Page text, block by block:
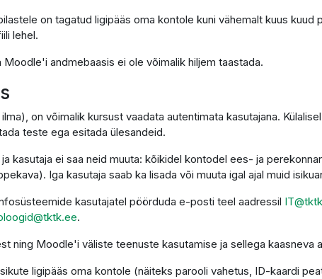
on tagatud ligipääs oma kontole kuni vähemalt kuus kuud
lehel.
andmebaasis ei ole võimalik hiljem taastada.
on võimalik kursust vaadata autentimata kasutajana.
teste ega esitada ülesandeid.
kasutaja ei saa neid muuta: kõikidel kontodel ees- ja
Iga kasutaja saab ka lisada või muuta igal ajal muid
kasutajatel pöörduda e-posti teel aadressil
.
ning Moodle'i väliste teenuste kasutamise ja sellega kaasneva
ligipääs oma kontole (näiteks parooli vahetus, ID-kaardi